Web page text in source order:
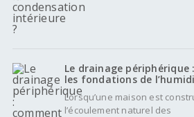
Le drainage
les fondations de
Lorsqu’une maison est
l’écoulement naturel des